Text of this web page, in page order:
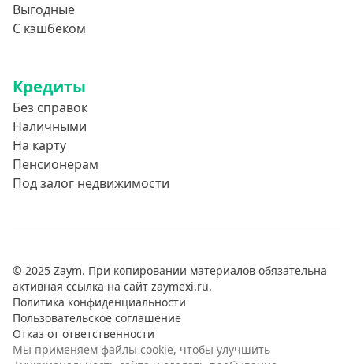
Выгодные
С кэшбеком
Кредиты
Без справок
Наличными
На карту
Пенсионерам
Под залог недвижимости
© 2025 Zaym. При копировании материалов обязательна
активная ссылка на сайт zaymexi.ru.
Политика конфиденциальности
Пользовательское соглашение
Отказ от ответственности
Мы применяем файлы cookie, чтобы улучшить